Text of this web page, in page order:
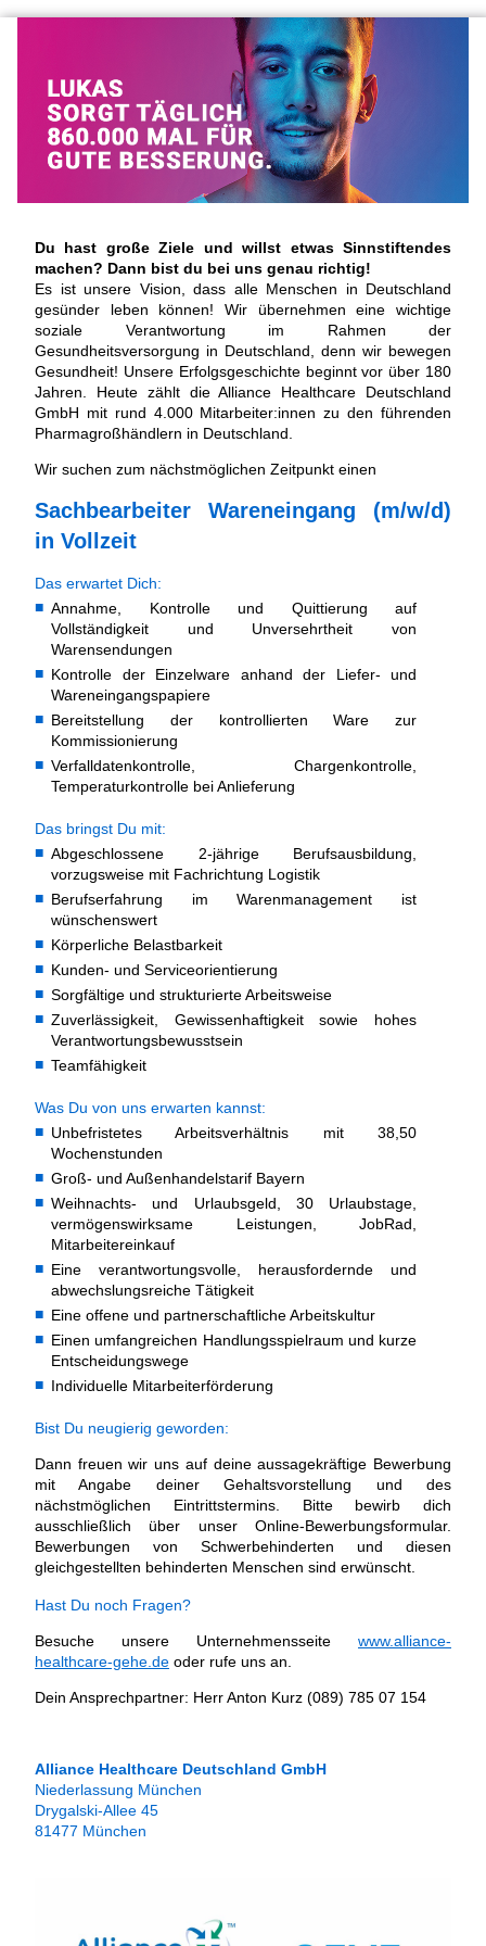
Du hast große Ziele und willst etwas Sinnstiftendes
machen? Dann bist du bei uns genau richtig!
Es ist unsere Vision, dass alle Menschen in Deutschland
gesünder leben können! Wir übernehmen eine wichtige
soziale Verantwortung im Rahmen der
Gesundheitsversorgung in Deutschland, denn wir bewegen
Gesundheit! Unsere Erfolgsgeschichte beginnt vor über 180
Jahren. Heute zählt die Alliance Healthcare Deutschland
GmbH mit rund 4.000 Mitarbeiter:innen zu den führenden
Pharmagroßhändlern in Deutschland.
Wir suchen zum nächstmöglichen Zeitpunkt einen
Sachbearbeiter Wareneingang (m/w/d)
in Vollzeit
Das erwartet Dich:
Annahme, Kontrolle und Quittierung auf
Vollständigkeit und Unversehrtheit von
Warensendungen
Kontrolle der Einzelware anhand der Liefer- und
Wareneingangspapiere
Bereitstellung der kontrollierten Ware zur
Kommissionierung
Verfalldatenkontrolle, Chargenkontrolle,
Temperaturkontrolle bei Anlieferung
Das bringst Du mit:
Abgeschlossene 2-jährige Berufsausbildung,
vorzugsweise mit Fachrichtung Logistik
Berufserfahrung im Warenmanagement ist
wünschenswert
Körperliche Belastbarkeit
Kunden- und Serviceorientierung
Sorgfältige und strukturierte Arbeitsweise
Zuverlässigkeit, Gewissenhaftigkeit sowie hohes
Verantwortungsbewusstsein
Teamfähigkeit
Was Du von uns erwarten kannst:
Unbefristetes Arbeitsverhältnis mit 38,50
Wochenstunden
Groß- und Außenhandelstarif Bayern
Weihnachts- und Urlaubsgeld, 30 Urlaubstage,
vermögenswirksame Leistungen, JobRad,
Mitarbeitereinkauf
Eine verantwortungsvolle, herausfordernde und
abwechslungsreiche Tätigkeit
Eine offene und partnerschaftliche Arbeitskultur
Einen umfangreichen Handlungsspielraum und kurze
Entscheidungswege
Individuelle Mitarbeiterförderung
Bist Du neugierig geworden:
Dann freuen wir uns auf deine aussagekräftige Bewerbung
mit Angabe deiner Gehaltsvorstellung und des
nächstmöglichen Eintrittstermins. Bitte bewirb dich
ausschließlich über unser Online-Bewerbungsformular.
Bewerbungen von Schwerbehinderten und diesen
gleichgestellten behinderten Menschen sind erwünscht.
Hast Du noch Fragen?
Besuche unsere Unternehmensseite www.alliance-
healthcare-gehe.de oder rufe uns an.
Dein Ansprechpartner: Herr Anton Kurz (089) 785 07 154
Alliance Healthcare Deutschland GmbH
Niederlassung München
Drygalski-Allee 45
81477 München